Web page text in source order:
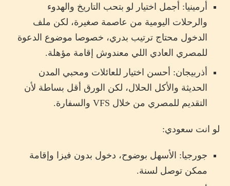
خطط رحلة القوقاز من غير ما تتوه بين المعلومات
القديمة
أرمينيا: أجمل اختيار لو بتحب التاريخ والهدوء
والرحلات اليومية من عاصمة صغيرة، لكن ملف
الدخول محتاج ترتيب بدري، خصوصا موضوع الدعوة
للمصري العادي اللي معندوش إقامة مؤهلة.
أذربيجان: أحسن اختيار للعائلات ومحبي المدن
الحديثة والأكل الحلال، لكن الورق أقل بساطة لأن
التقديم للمصري من خلال VFS والسفارة.
لو انت سعودي:
جورجيا: الأسهل بوضوح، دخول بدون فيزا وإقامة
ممكن توصل لسنة.